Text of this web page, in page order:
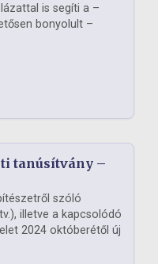
is segíti a –
bonyolult –
tanúsítvány –
szóló
illetve a kapcsolódó
2024 októberétől új